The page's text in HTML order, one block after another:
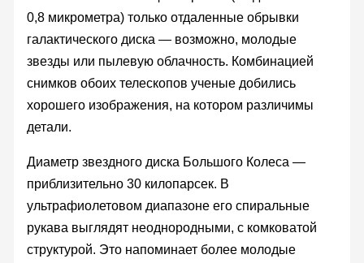
0,8 микрометра) только отдаленные обрывки
галактического диска — возможно, молодые
звезды или пылевую облачность. Комбинацией
снимков обоих телескопов ученые добились
хорошего изображения, на котором различимы
детали.
Диаметр звездного диска Большого Колеса —
приблизительно 30 килопарсек. В
ультрафиолетовом диапазоне его спиральные
рукава выглядят неоднородными, с комковатой
структурой. Это напоминает более молодые